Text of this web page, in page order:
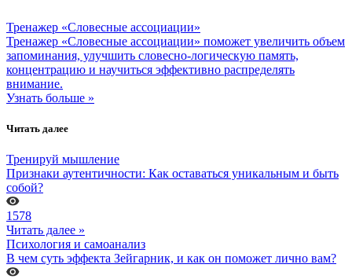
Тренажер «Словесные ассоциации»
Тренажер «Словесные ассоциации» поможет увеличить объем
запоминания, улучшить словесно-логическую память,
концентрацию и научиться эффективно распределять
внимание.
Узнать больше »
Читать далее
Тренируй мышление
Признаки аутентичности: Как оставаться уникальным и быть
собой?
1578
Читать далее »
Психология и самоанализ
В чем суть эффекта Зейгарник, и как он поможет лично вам?